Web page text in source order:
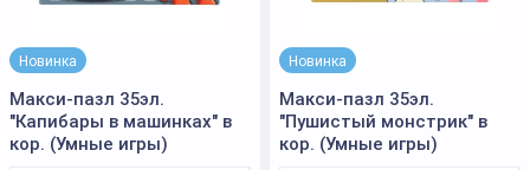
Новинка
Макси-пазл 35эл.
"Капибары в машинках" в
кор. (Умные игры)
Новинка
Макси-пазл 35эл.
"Пушистый монстрик" в
кор. (Умные игры)